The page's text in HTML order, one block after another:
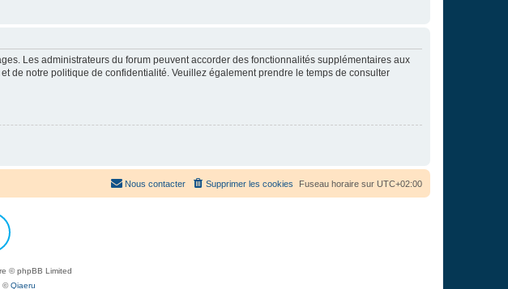
Les administrateurs du forum peuvent accorder des fonctionnalités supplémentaires aux
de notre politique de confidentialité. Veuillez également prendre le temps de consulter
Fuseau horaire sur UTC+02:00
Supprimer les cookies
Nous contacter
© phpBB Limited
©Qiaeru